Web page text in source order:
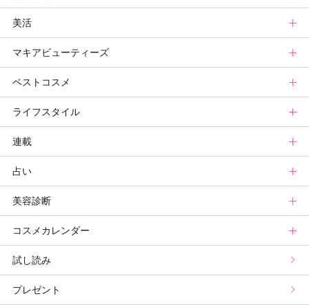
ベースメイクカタログ
メイク診断
秋新色
新色コスメスウォッチ
ビューティ速報
ニュース
ヘアカタログ
ヘアまとめ
ヘア診断
ボディケアトップ
ニュース
ボディケアまとめ
ボディケア診断
美活
美活トップ
美活グランプリ
ヘルスケア・ダイエット
マキアビューティーズ
マキアビューティーズトップ
TOPビューティーズ一覧
ビューティーズ一覧
記事ランキング
メンバーランキング
ベストコスメ
ベストコスメトップ
ベストコスメ
読者ベスコス
プチプラコスメグランプリ
ブライトニング・UVグランプリ
プリュスベスコス
ライフスタイル
ライフスタイルトップ
ニュース
ライフスタイルまとめ
ライフスタイル診断
連載
連載トップ
マキアエディターズのオッス！推しコス
小林ひろ美のキレイはかけ算
小田ユイコのマニアックビューティREPORT
野毛まゆりの実況野毛Channel
占い
占いトップ
Keikoの月星座占い
三島キアリーの12星座別 恋愛運&美容運
動物キャラナビ占い
美容診断
美容診断トップ
パーソナルカラー診断
顔タイプ髪型診断
コスメカレンダー
コスメカレンダートップ
検索
試し読み
プレゼント